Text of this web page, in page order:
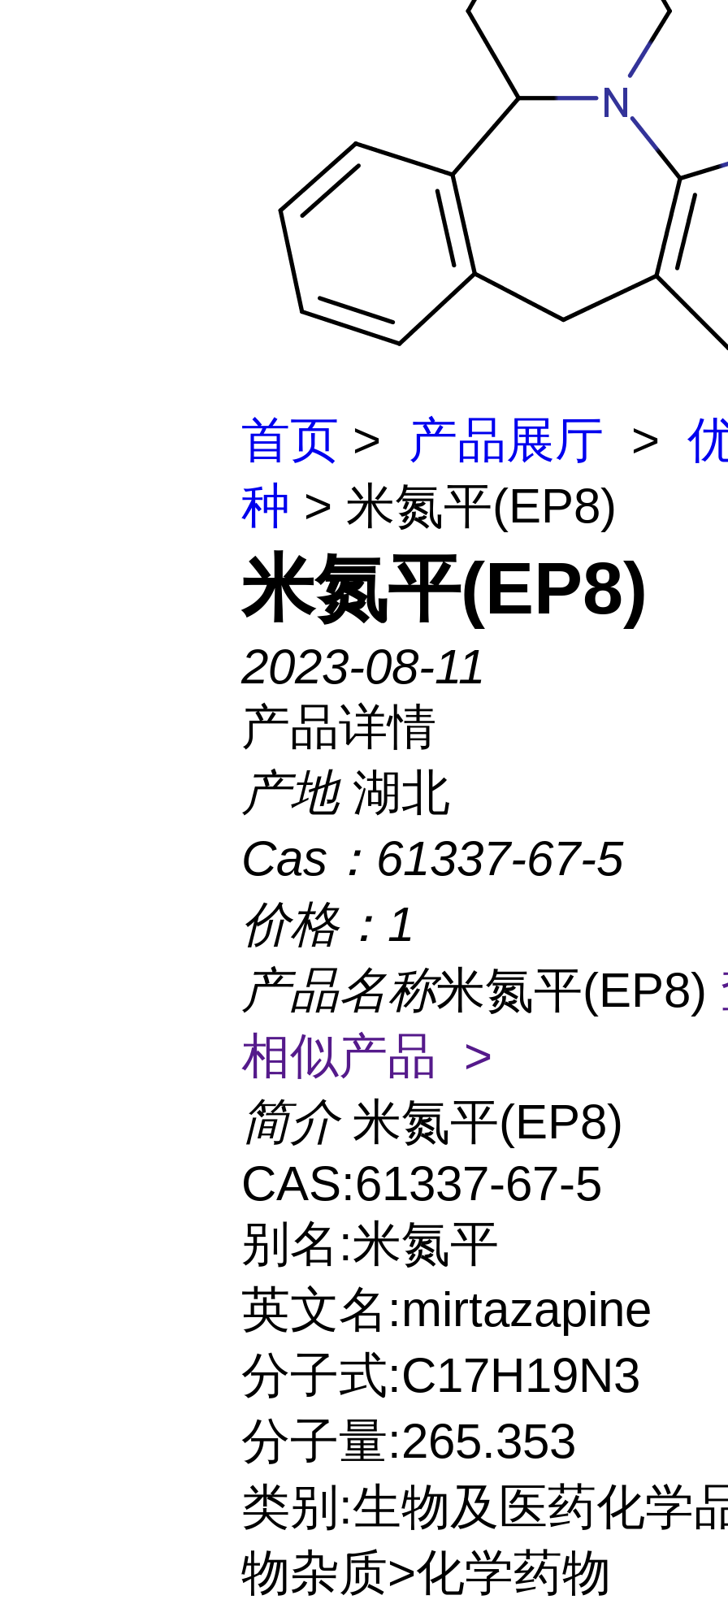
首页 > 产品展厅 >
种 > 米氮平(EP8)
米氮平(EP8)
2023-08-11
产品详情
产地 湖北
Cas： 61337-67-5
价格： 1
产品名称米氮平(EP8)
相似产品 >
简介 米氮平(EP8)
CAS:61337-67-5
别名:米氮平
英文名:mirtazapine
分子式:C17H19N3
分子量:265.353
类别:生物及医药化学
物杂质>化学药物